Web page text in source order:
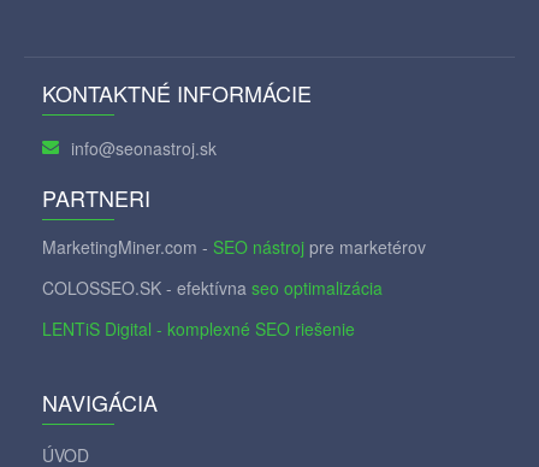
KONTAKTNÉ INFORMÁCIE
info@seonastroj.sk
PARTNERI
MarketingMiner.com - SEO nástroj pre marketérov
COLOSSEO.SK - efektívna seo optimalizácia
LENTiS Digital - komplexné SEO riešenie
NAVIGÁCIA
ÚVOD